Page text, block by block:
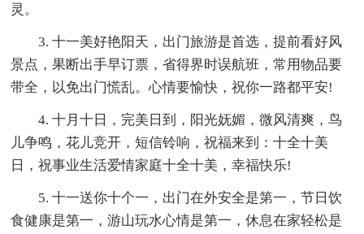
灵。
3. 十一美好艳阳天，出门旅游是首选，提前看好风
景点，果断出手早订票，省得界时误航班，常用物品要
带全，以免出门慌乱。心情要愉快，祝你一路都平安!
4. 十月十日，完美日到，阳光妩媚，微风清爽，鸟
儿争鸣，花儿竞开，短信铃响，祝福来到：十全十美
日，祝事业生活爱情家庭十全十美，幸福快乐!
5. 十一送你十个一，出门在外安全是第一，节日饮
食健康是第一，游山玩水心情是第一，休息在家轻松是